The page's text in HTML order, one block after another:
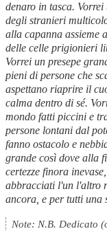
denaro in tasca.
degli stranieri
alla capanna assieme
delle celle prigionieri
Vorrei un presepe
pieni di persone che
aspettano riaprire il
calma dentro di sé.
mondo fatti piccini e
persone lontani dal
fanno ostacolo e
grande così dove alla
certezze finora
abbracciati l'un l'altro
ancora, e per tutti una
Note: N.B. Dedicato